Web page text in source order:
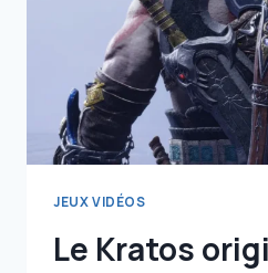
ET
ÇA
SE
COMPREND
!
JEUX VIDÉOS
Le Kratos